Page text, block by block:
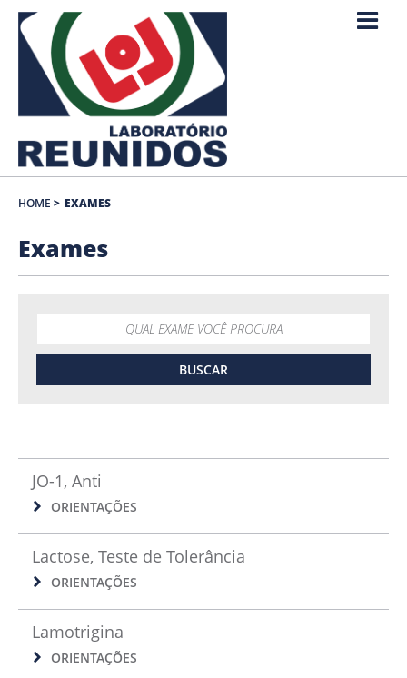
HOME > EXAMES
Exames
JO-1, Anti
ORIENTAÇÕES
Lactose, Teste de Tolerância
ORIENTAÇÕES
Lamotrigina
ORIENTAÇÕES